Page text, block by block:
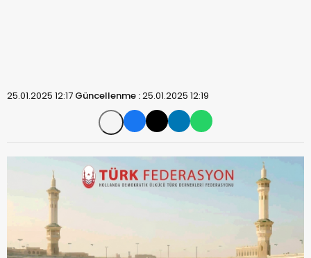
25.01.2025 12:17 Güncellenme :25.01.2025 12:19